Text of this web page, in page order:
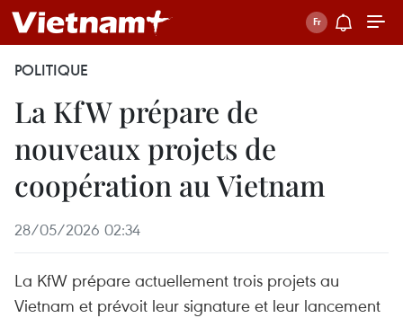
POLITIQUE
La KfW prépare de
nouveaux projets de
coopération au Vietnam
28/05/2026 02:34
La KfW prépare actuellement trois projets au
Vietnam et prévoit leur signature et leur lancement